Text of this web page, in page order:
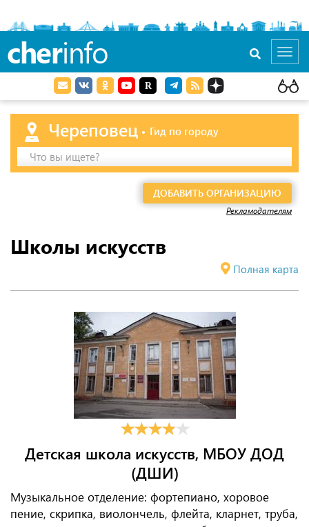
cherinfo
Череповец
Гид по городу
Что вы ищете?
ДОБАВИТЬ ОРГАНИЗАЦИЮ
Рекламодателям
Школы искусств
Полная карта
Детская школа искусств, МБОУ ДОД
(ДШИ)
Музыкальное отделение: фортепиано, хоровое
пение, скрипка, виолончель, флейта, кларнет, труба,